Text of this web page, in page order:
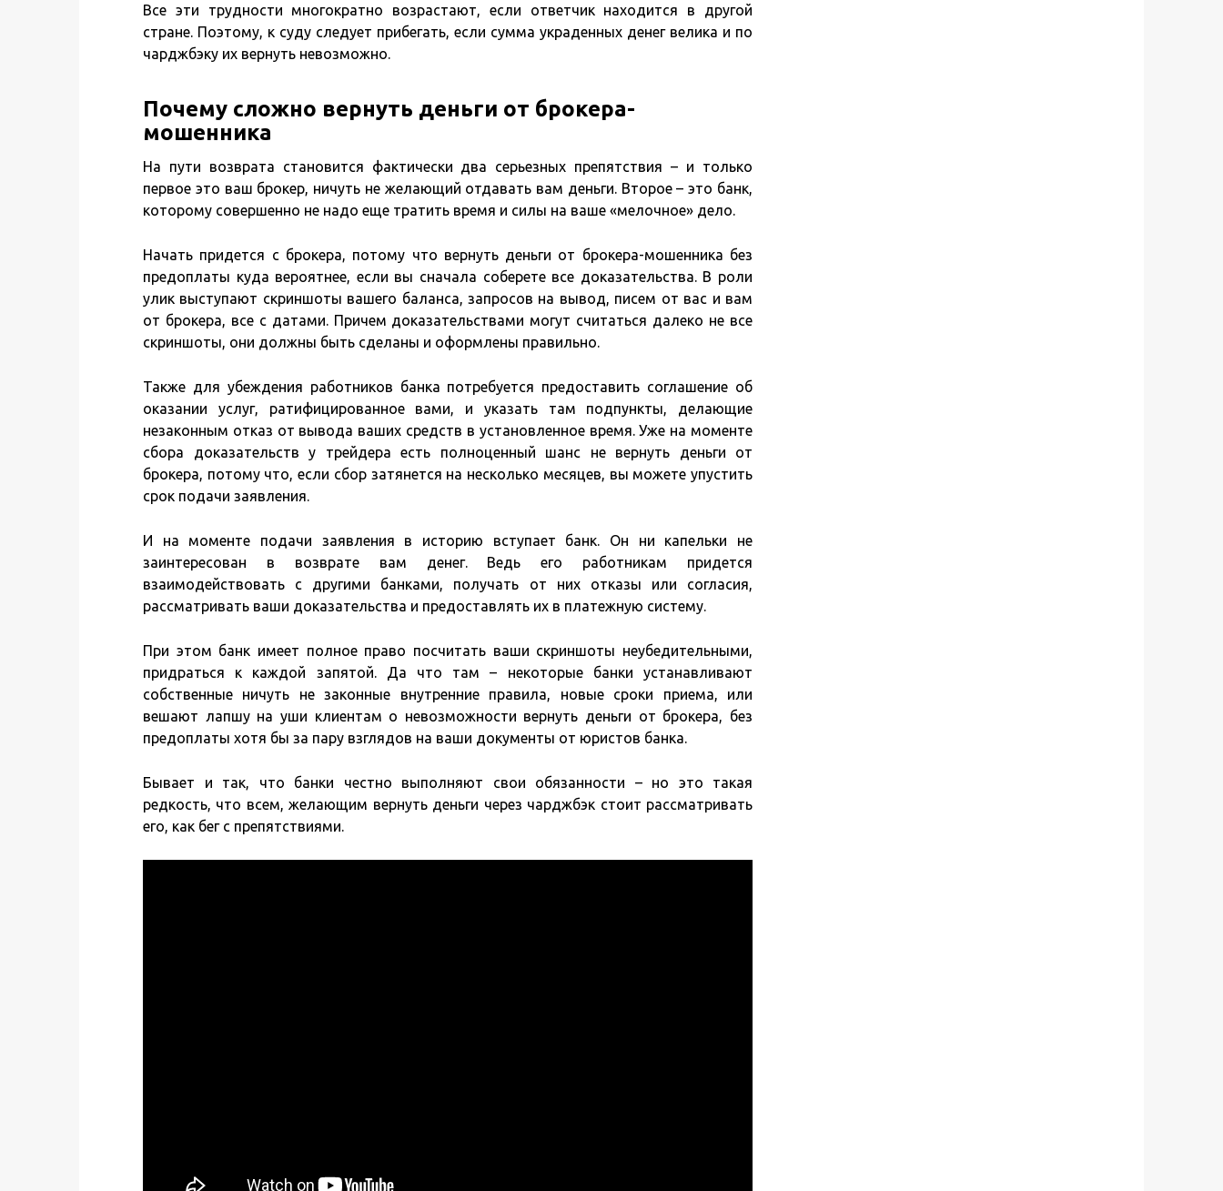
Все эти трудности многократно возрастают, если ответчик находится в другой
стране. Поэтому, к суду следует прибегать, если сумма украденных денег велика и по
чарджбэку их вернуть невозможно.
Почему сложно вернуть деньги от брокера-
мошенника
На пути возврата становится фактически два серьезных препятствия – и только
первое это ваш брокер, ничуть не желающий отдавать вам деньги. Второе – это банк,
которому совершенно не надо еще тратить время и силы на ваше «мелочное» дело.
Начать придется с брокера, потому что вернуть деньги от брокера-мошенника без
предоплаты куда вероятнее, если вы сначала соберете все доказательства. В роли
улик выступают скриншоты вашего баланса, запросов на вывод, писем от вас и вам
от брокера, все с датами. Причем доказательствами могут считаться далеко не все
скриншоты, они должны быть сделаны и оформлены правильно.
Также для убеждения работников банка потребуется предоставить соглашение об
оказании услуг, ратифицированное вами, и указать там подпункты, делающие
незаконным отказ от вывода ваших средств в установленное время. Уже на моменте
сбора доказательств у трейдера есть полноценный шанс не вернуть деньги от
брокера, потому что, если сбор затянется на несколько месяцев, вы можете упустить
срок подачи заявления.
И на моменте подачи заявления в историю вступает банк. Он ни капельки не
заинтересован в возврате вам денег. Ведь его работникам придется
взаимодействовать с другими банками, получать от них отказы или согласия,
рассматривать ваши доказательства и предоставлять их в платежную систему.
При этом банк имеет полное право посчитать ваши скриншоты неубедительными,
придраться к каждой запятой. Да что там – некоторые банки устанавливают
собственные ничуть не законные внутренние правила, новые сроки приема, или
вешают лапшу на уши клиентам о невозможности вернуть деньги от брокера, без
предоплаты хотя бы за пару взглядов на ваши документы от юристов банка.
Бывает и так, что банки честно выполняют свои обязанности – но это такая
редкость, что всем, желающим вернуть деньги через чарджбэк стоит рассматривать
его, как бег с препятствиями.